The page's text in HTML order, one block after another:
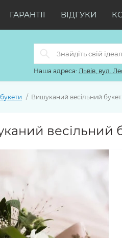
ГАРАНТІЇ ВІДГУКИ
Наша адреса: Львів, вул.
Вишуканий весільний
весільний